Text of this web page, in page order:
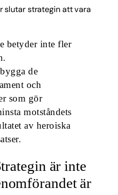
slutar strategin att vara
betyder inte fler
de
och
som gör
motståndets
av heroiska
är inte
är